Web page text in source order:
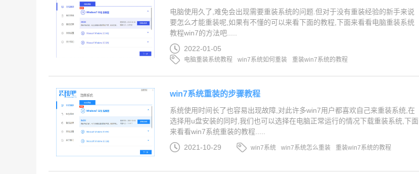
电脑使用久了,难免会出现需要重装系统的问题.但对于没有重装经验的新手来说
要怎么才能重装呢,如果有不懂的可以来看下面的教程,下面来看看电脑重装系统
教程win7的方法吧.....
2022-01-05
电脑重装系统教程 win7系统如何重装 重装win7系统的教程
win7系统重装的步骤教程
系统使用时间长了也容易出现故障,对此许多win7用户都喜欢自己来重装系统,在
选择用u盘安装的同时,我们也可以选择在电脑正常运行的情况下载重装系统,下面
来看看win7系统重装的教程.....
2021-10-29
win7系统 win7系统怎么重装 重装win7系统的教程